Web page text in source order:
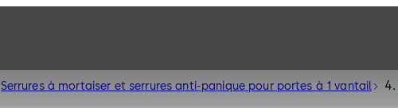
Serrures à mortaiser et serrures anti-panique pour portes à 1 vantail